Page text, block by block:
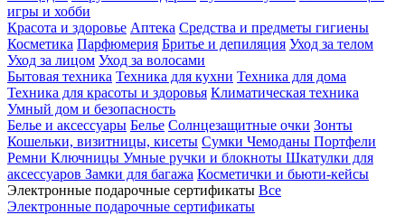
игры и хобби
Красота и здоровье Аптека Средства и предметы гигиены
Косметика Парфюмерия Бритье и депиляция Уход за телом
Уход за лицом Уход за волосами
Бытовая техника Техника для кухни Техника для дома
Техника для красоты и здоровья Климатическая техника
Умный дом и безопасность
Белье и аксессуары Белье Солнцезащитные очки Зонты
Кошельки, визитницы, кисеты Сумки Чемоданы Портфели
Ремни Ключницы Умные ручки и блокноты Шкатулки для
аксессуаров Замки для багажа Косметички и бьюти-кейсы
Электронные подарочные сертификаты Все
Электронные подарочные сертификаты